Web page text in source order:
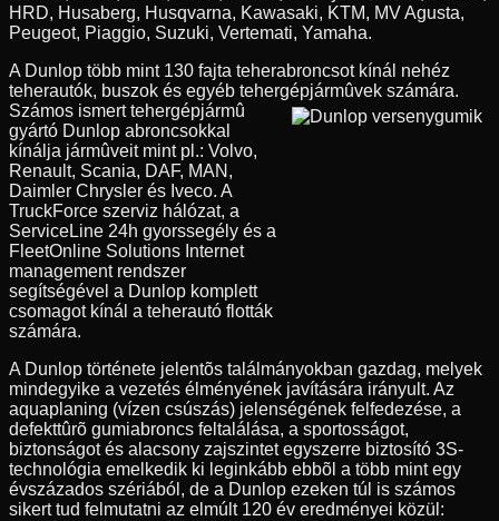
HRD, Husaberg, Husqvarna, Kawasaki, KTM, MV Agusta,
Peugeot, Piaggio, Suzuki, Vertemati, Yamaha.
A Dunlop több mint 130 fajta teherabroncsot kínál nehéz
teherautók, buszok és egyéb tehergépjármûvek számára.
Számos ismert tehergépjármû
gyártó Dunlop abroncsokkal
kínálja jármûveit mint pl.: Volvo,
Renault, Scania, DAF, MAN,
Daimler Chrysler és Iveco. A
TruckForce szerviz hálózat, a
ServiceLine 24h gyorssegély és a
FleetOnline Solutions Internet
management rendszer
segítségével a Dunlop komplett
csomagot kínál a teherautó flották
számára.
A Dunlop története jelentõs találmányokban gazdag, melyek
mindegyike a vezetés élményének javítására irányult. Az
aquaplaning (vízen csúszás) jelenségének felfedezése, a
defekttûrõ gumiabroncs feltalálása, a sportosságot,
biztonságot és alacsony zajszintet egyszerre biztosító 3S-
technológia emelkedik ki leginkább ebbõl a több mint egy
évszázados szériából, de a Dunlop ezeken túl is számos
sikert tud felmutatni az elmúlt 120 év eredményei közül: